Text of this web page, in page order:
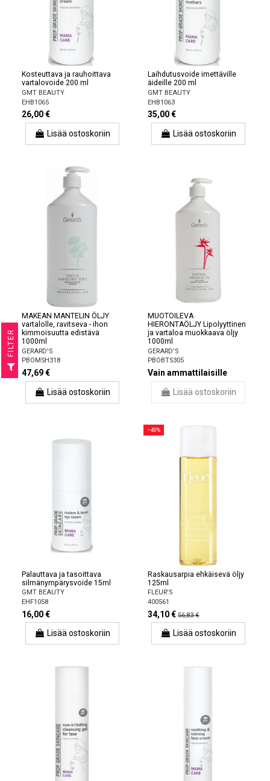
Kosteuttava ja rauhoittava
vartalovoide 200 ml
GMT BEAUTY
EHB1065
26,00 €
Lisää ostoskoriin
Laihdutusvoide imettäville
äideille 200 ml
GMT BEAUTY
EHB1063
35,00 €
Lisää ostoskoriin
MAKEAN MANTELIN ÖLJY
vartalolle, ravitseva - ihon
kimmoisuutta edistävä
1000ml
GERARD'S
PBOMSH318
47,69 €
Lisää ostoskoriin
MUOTOILEVA
HIERONTAÖLJY Lipolyyttinen
ja vartaloa muokkaava öljy
1000ml
GERARD'S
PBOBTS305
Vain ammattilaisille
Lisää ostoskoriin
Palauttava ja tasoittava
silmänympärysvoide 15ml
GMT BEAUTY
EHF1058
16,00 €
Lisää ostoskoriin
−40%
Raskausarpia ehkäisevä öljy
125ml
FLEUR'S
400561
34,10 € 56,83 €
Lisää ostoskoriin
R